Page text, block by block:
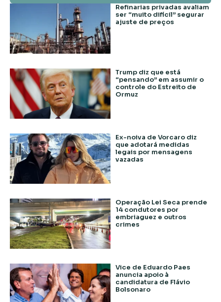
Refinarias privadas avaliam
ser “muito difícil” segurar
ajuste de preços
Trump diz que está
“pensando” em assumir o
controle do Estreito de
Ormuz
Ex-noiva de Vorcaro diz
que adotará medidas
legais por mensagens
vazadas
Operação Lei Seca prende
14 condutores por
embriaguez e outros
crimes
Vice de Eduardo Paes
anuncia apoio à
candidatura de Flávio
Bolsonaro